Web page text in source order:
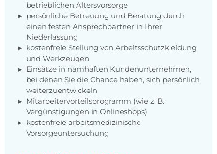
betrieblichen Altersvorsorge
persönliche Betreuung und Beratung durch
einen festen Ansprechpartner in Ihrer
Niederlassung
kostenfreie Stellung von Arbeitsschutzkleidung
und Werkzeugen
Einsätze in namhaften Kundenunternehmen,
bei denen Sie die Chance haben, sich persönlich
weiterzuentwickeln
Mitarbeitervorteilsprogramm (wie z. B.
Vergünstigungen in Onlineshops)
kostenfreie arbeitsmedizinische
Vorsorgeuntersuchung